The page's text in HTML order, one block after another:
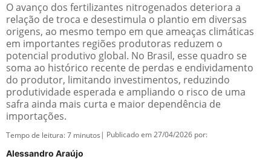
O avanço dos fertilizantes nitrogenados deteriora a
relação de troca e desestimula o plantio em diversas
origens, ao mesmo tempo em que ameaças climáticas
em importantes regiões produtoras reduzem o
potencial produtivo global. No Brasil, esse quadro se
soma ao histórico recente de perdas e endividamento
do produtor, limitando investimentos, reduzindo
produtividade esperada e ampliando o risco de uma
safra ainda mais curta e maior dependência de
importações.
Tempo de leitura:7 minutos | Publicado em 27/04/2026 por:
Alessandro Araújo